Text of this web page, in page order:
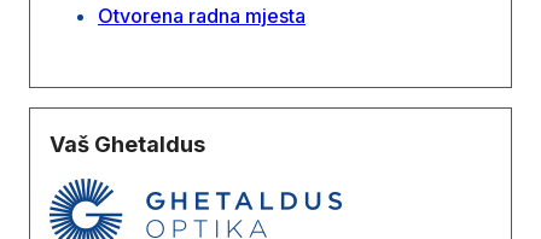
Otvorena radna mjesta
Vaš Ghetaldus